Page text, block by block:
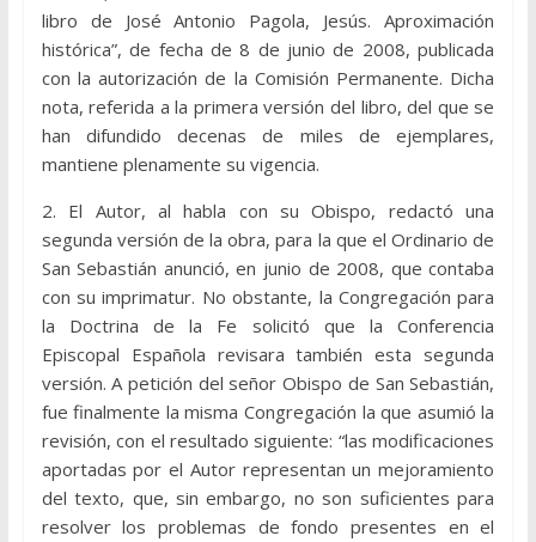
libro de José Antonio Pagola, Jesús. Aproximación
histórica”, de fecha de 8 de junio de 2008, publicada
con la autorización de la Comisión Permanente. Dicha
nota, referida a la primera versión del libro, del que se
han difundido decenas de miles de ejemplares,
mantiene plenamente su vigencia.
2. El Autor, al habla con su Obispo, redactó una
segunda versión de la obra, para la que el Ordinario de
San Sebastián anunció, en junio de 2008, que contaba
con su imprimatur. No obstante, la Congregación para
la Doctrina de la Fe solicitó que la Conferencia
Episcopal Española revisara también esta segunda
versión. A petición del señor Obispo de San Sebastián,
fue finalmente la misma Congregación la que asumió la
revisión, con el resultado siguiente: “las modificaciones
aportadas por el Autor representan un mejoramiento
del texto, que, sin embargo, no son suficientes para
resolver los problemas de fondo presentes en el